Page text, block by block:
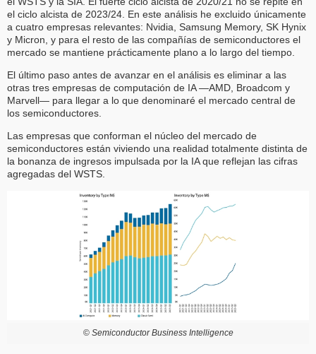
el ciclo alcista de 2023/24. En este análisis he excluido únicamente
a cuatro empresas relevantes: Nvidia, Samsung Memory, SK Hynix
y Micron, y para el resto de las compañías de semiconductores el
mercado se mantiene prácticamente plano a lo largo del tiempo.
El último paso antes de avanzar en el análisis es eliminar a las
otras tres empresas de computación de IA —AMD, Broadcom y
Marvell— para llegar a lo que denominaré el mercado central de
los semiconductores.
Las empresas que conforman el núcleo del mercado de
semiconductores están viviendo una realidad totalmente distinta de
la bonanza de ingresos impulsada por la IA que reflejan las cifras
agregadas del WSTS.
© Semiconductor Business Intelligence